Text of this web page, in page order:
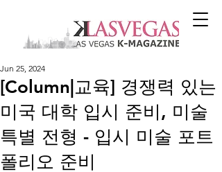
[Column|교육] 경쟁력 있는
미국 대학 입시 준비, 미술
특별 전형 - 입시 미술 포트
폴리오 준비
Jun 25, 2024